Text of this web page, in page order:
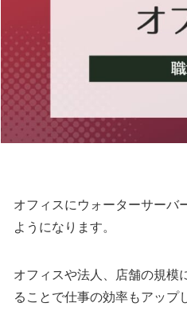
オフィスにウォーターサーバ
ようになります。
オフィスや法人、店舗の規模
ることで仕事の効率もアップ